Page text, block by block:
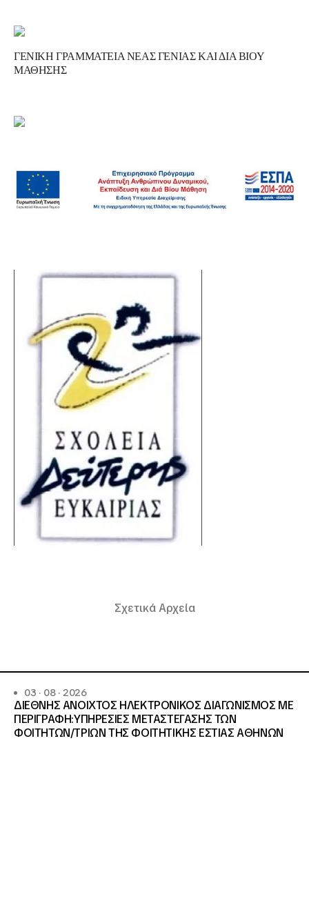
ΓΕΝΙΚΗ ΓΡΑΜΜΑΤΕΙΑ ΝΕΑΣ ΓΕΝΙΑΣ ΚΑΙ ΔΙΑ ΒΙΟΥ
ΜΑΘΗΣΗΣ
Σχετικά Αρχεία
03 · 08 · 2026
ΔΙΕΘΝΗΣ ΑΝΟΙΧΤΟΣ ΗΛΕΚΤΡΟΝΙΚΟΣ ΔΙΑΓΩΝΙΣΜΟΣ ΜΕ
ΠΕΡΙΓΡΑΦΗ:ΥΠΗΡΕΣΙΕΣ METAΣΤΕΓΑΣΗΣ ΤΩΝ
ΦΟΙΤΗΤΩΝ/ΤΡΙΩΝ ΤΗΣ ΦΟΙΤΗΤΙΚΗΣ ΕΣΤΙΑΣ ΑΘΗΝΩΝ